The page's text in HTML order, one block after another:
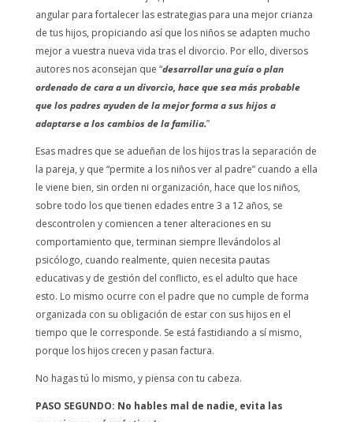
angular para fortalecer las estrategias para una mejor crianza
de tus hijos, propiciando así que los niños se adapten mucho
mejor a vuestra nueva vida tras el divorcio. Por ello, diversos
autores nos aconsejan que “desarrollar una guía o plan
ordenado de cara a un divorcio, hace que sea más probable
que los padres ayuden de la mejor forma a sus hijos a
adaptarse a los cambios de la familia.”
Esas madres que se adueñan de los hijos tras la separación de
la pareja, y que “permite a los niños ver al padre” cuando a ella
le viene bien, sin orden ni organización, hace que los niños,
sobre todo los que tienen edades entre 3 a 12 años, se
descontrolen y comiencen a tener alteraciones en su
comportamiento que, terminan siempre llevándolos al
psicólogo, cuando realmente, quien necesita pautas
educativas y de gestión del conflicto, es el adulto que hace
esto. Lo mismo ocurre con el padre que no cumple de forma
organizada con su obligación de estar con sus hijos en el
tiempo que le corresponde. Se está fastidiando a sí mismo,
porque los hijos crecen y pasan factura.
No hagas tú lo mismo, y piensa con tu cabeza.
PASO SEGUNDO: No hables mal de nadie, evita las